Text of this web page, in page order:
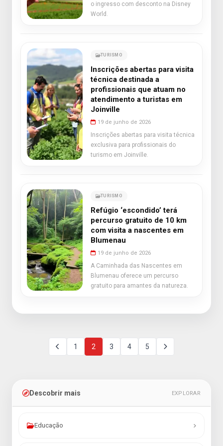
o ingresso com desconto na Disney
World.
TURISMO
Inscrições abertas para visita
técnica destinada a
profissionais que atuam no
atendimento a turistas em
Joinville
19 de junho de 2026
Inscrições abertas para visita técnica
exclusiva para profissionais do
turismo em Joinville.
TURISMO
Refúgio ‘escondido’ terá
percurso gratuito de 10 km
com visita a nascentes em
Blumenau
19 de junho de 2026
A Caminhada das Nascentes em
Blumenau oferece um percurso
gratuito para amantes da natureza.
1 2 3 4 5
Descobrir mais EXPLORAR
Educação